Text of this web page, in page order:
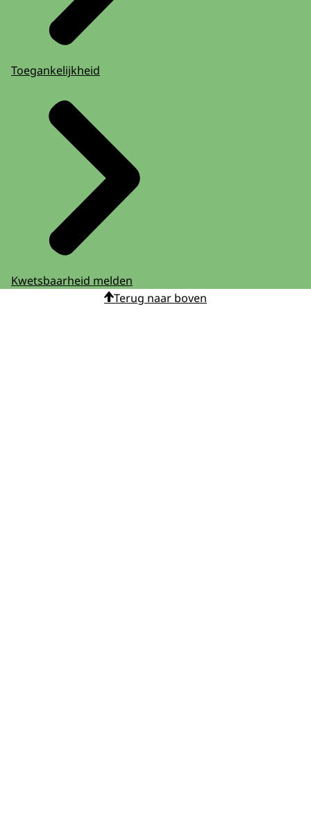
Toegankelijkheid
Kwetsbaarheid melden
Terug naar boven